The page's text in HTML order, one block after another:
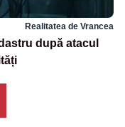
Realitatea de Vrancea
după atacul